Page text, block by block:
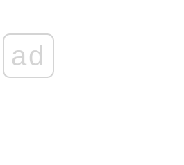
ad